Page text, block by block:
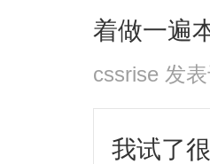
着做一遍
cssrise 发
我试了